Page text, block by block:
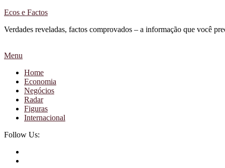
Skip
Content
Ecos e Factos
Verdades reveladas, factos comprovados – a informação que você
Menu
Home
Economia
Negócios
Radar
Figuras
Internacional
Follow Us: